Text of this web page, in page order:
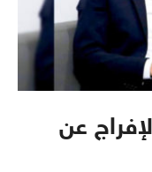
عن